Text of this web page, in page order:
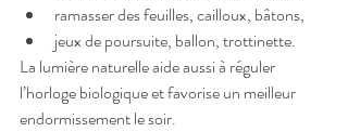
ramasser des feuilles, cailloux, bâtons,
jeux de poursuite, ballon, trottinette.
La lumière naturelle aide aussi à réguler
l’horloge biologique et favorise un meilleur
endormissement le soir.